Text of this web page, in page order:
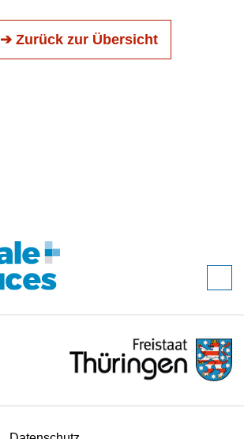
➔ Zurück zur Übersicht